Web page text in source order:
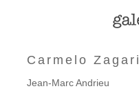
Carmelo Zagari
Jean-Marc Andrieu